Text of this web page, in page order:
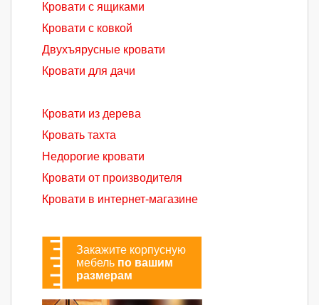
Кровати с ящиками
Кровати с ковкой
Двухъярусные кровати
Кровати для дачи
Кровати из дерева
Кровать тахта
Недорогие кровати
Кровати от производителя
Кровати в интернет-магазине
Закажите корпусную
мебель по вашим
размерам